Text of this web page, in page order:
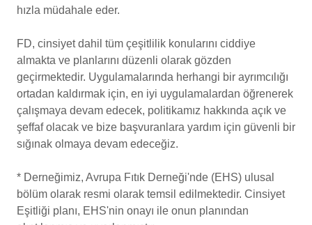
hızla müdahale eder.
FD, cinsiyet dahil tüm çeşitlilik konularını ciddiye
almakta ve planlarını düzenli olarak gözden
geçirmektedir. Uygulamalarında herhangi bir ayrımcılığı
ortadan kaldırmak için, en iyi uygulamalardan öğrenerek
çalışmaya devam edecek, politikamız hakkında açık ve
şeffaf olacak ve bize başvuranlara yardım için güvenli bir
sığınak olmaya devam edeceğiz.
* Derneğimiz, Avrupa Fıtık Derneği'nde (EHS) ulusal
bölüm olarak resmi olarak temsil edilmektedir. Cinsiyet
Eşitliği planı, EHS'nin onayı ile onun planından